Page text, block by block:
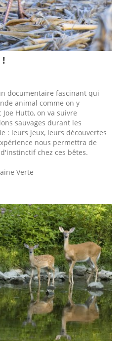
documentaire fascinant qui
animal comme on y
Hutto, on va suivre
sauvages durant les
: leurs jeux, leurs découvertes
nous permettra de
chez ces bêtes.
Verte